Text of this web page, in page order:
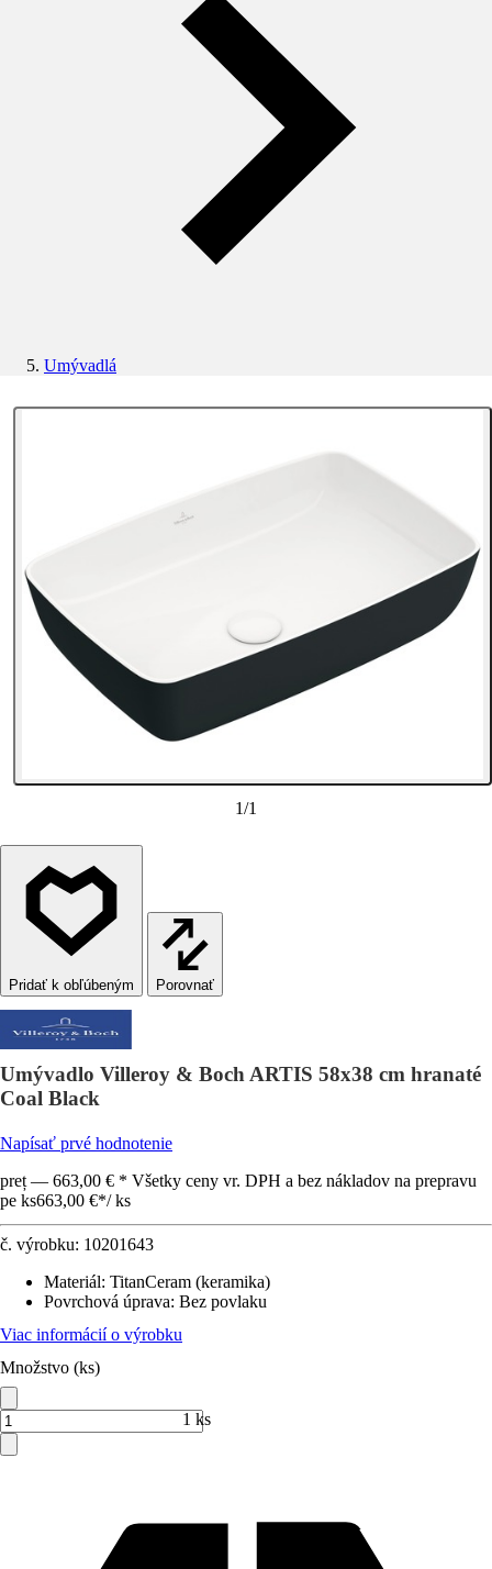
Umývadlá
1/1
Porovnať
Umývadlo Villeroy & Boch ARTIS 58x38 cm hranaté
Coal Black
Napísať prvé hodnotenie
preț — 663,00 € * Všetky ceny vr. DPH a bez nákladov na prepravu
pe ks663,00 €*/ ks
č. výrobku: 10201643
Materiál: TitanCeram (keramika)
Povrchová úprava: Bez povlaku
Viac informácií o výrobku
Množstvo (ks)
1 ks